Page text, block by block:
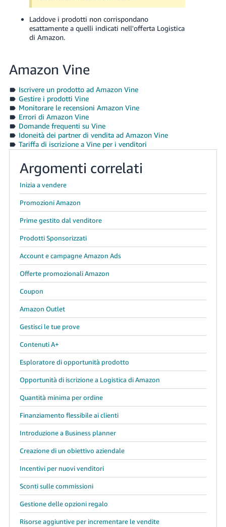
Laddove i prodotti non corrispondano
esattamente a quelli indicati nell'offerta Logistica
di Amazon.
Amazon Vine
Iscrivere un prodotto ad Amazon Vine
Gestire i prodotti Vine
Monitorare le recensioni Amazon Vine
Errori di Amazon Vine
Domande frequenti su Vine
Idoneità dei partner di vendita ad Amazon Vine
Tariffa di iscrizione a Vine per i venditori
Argomenti correlati
Inizia a vendere
Promozioni Amazon
Prime gestito dal venditore
Prodotti Sponsorizzati
Account e campagne Amazon Ads
Offerte promozionali Amazon
Coupon
Amazon Outlet
Gestisci le tue prove
Contenuti A+
Esploratore di opportunità prodotto
Opportunità di iscrizione a Logistica di Amazon
Quantità minima per ordine
Finanziamento flessibile ai clienti
Introduzione a Business planner
Creazione di un obiettivo aziendale
Incentivi per nuovi venditori
Sconti sulle commissioni
Gestione delle opzioni regalo
Risorse aggiuntive per incrementare le vendite